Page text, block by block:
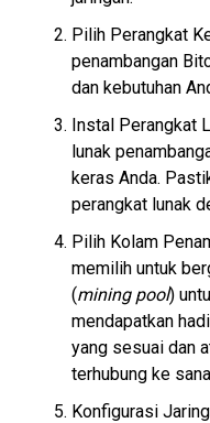
Pilih Perangkat
penambangan
dan kebutuhan
Instal Perangkat
lunak
keras Anda.
perangkat lunak
Pilih Kolam
memilih untuk
(mining pool)
mendapatkan
yang sesuai dan
terhubung ke
Konfigurasi